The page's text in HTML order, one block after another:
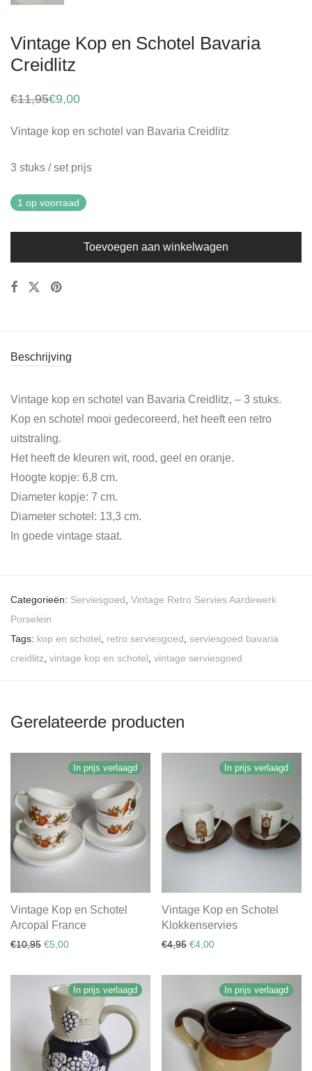
Vintage Kop en Schotel Bavaria
Creidlitz
€11,95
Oorspronkelijke
€11,95.
€9,00
Huidige
€9,00.
Vintage kop en schotel van Bavaria Creidlitz
3 stuks / set prijs
1 op voorraad
Toevoegen aan winkelwagen
Beschrijving
Vintage kop en schotel van Bavaria Creidlitz, – 3 stuks.
Kop en schotel mooi gedecoreerd, het heeft een retro
uitstraling.
Het heeft de kleuren wit, rood, geel en oranje.
Hoogte kopje: 6,8 cm.
Diameter kopje: 7 cm.
Diameter schotel: 13,3 cm.
In goede vintage staat.
Categorieën: Serviesgoed Vintage Retro Servies Aardewerk
Porselein
Tags: kop en schotel retro serviesgoed serviesgoed bavaria
creidlitz vintage kop en schotel vintage serviesgoed
Gerelateerde producten
In prijs verlaagd
Vintage Kop en Schotel
Arcopal France
€10,95 Oorspronkelijke prijs was: €10,95.
€5,00Huidige prijs is: €5,00.
In prijs verlaagd
Vintage Kop en Schotel
Klokkenservies
€4,95 Oorspronkelijke prijs was:
€4,00Huidige prijs is: €4,00.
In prijs verlaagd In prijs verlaagd